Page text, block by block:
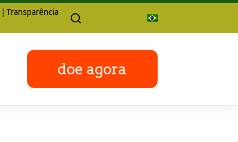
| Transparência
doe agora